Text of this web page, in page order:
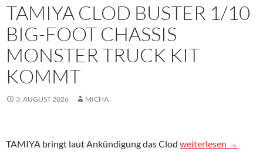
TAMIYA CLOD BUSTER 1/10
BIG-FOOT CHASSIS
MONSTER TRUCK KIT
KOMMT
3. AUGUST 2026 MICHA
TAMIYA bringt laut Ankündigung das Clod TAMIYA Clod
weiterlesen →